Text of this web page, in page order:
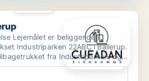
Lejemålet er beliggende i
Industriparken 22ABC i Ballerup.
fra Industriparken, og